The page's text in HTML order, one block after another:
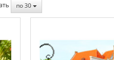
по 30